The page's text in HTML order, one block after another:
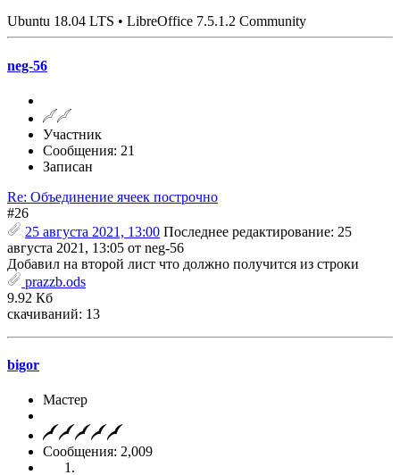
Ubuntu 18.04 LTS • LibreOffice 7.5.1.2 Community
neg-56
Участник
Сообщения: 21
Записан
Re: Объединение ячеек построчно
#26
25 августа 2021, 13:00 Последнее редактирование: 25
августа 2021, 13:05 от neg-56
Добавил на второй лист что должно получится из строки
prazzb.ods
9.92 Кб
скачиваний: 13
bigor
Мастер
Сообщения: 2,009